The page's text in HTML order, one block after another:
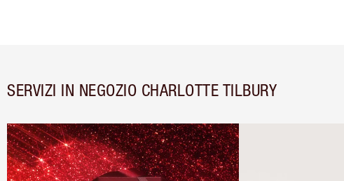
SERVIZI IN NEGOZIO CHARLOTTE TILBURY